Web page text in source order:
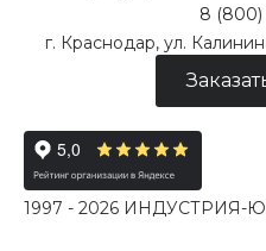
8 (800)
г. Краснодар, ул.
1997 - 2026 ИНДУСТРИЯ-